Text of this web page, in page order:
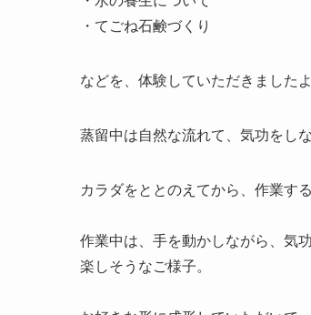
・てごね石鹸づくり
などを、体験していただきましたよ
蒸留中は自然な流れて、気功をし
カラダをととのえてから、作業す
作業中は、手を動かしながら、気
楽しそうなご様子。